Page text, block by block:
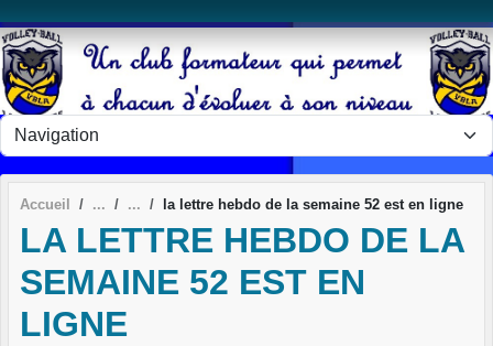
Accueil la lettre hebdo de la semaine 52 est en ligne
LA LETTRE HEBDO DE LA
SEMAINE 52 EST EN
LIGNE